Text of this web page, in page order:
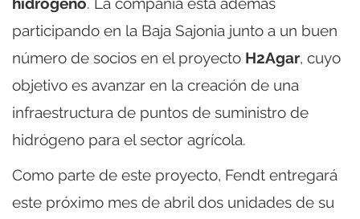
participando en la Baja Sajonia junto a un buen
número de socios en el proyecto H2Agar, cuyo
objetivo es avanzar en la creación de una
infraestructura de puntos de suministro de
hidrógeno para el sector agrícola.
Como parte de este proyecto, Fendt entregará
este próximo mes de abril dos unidades de su